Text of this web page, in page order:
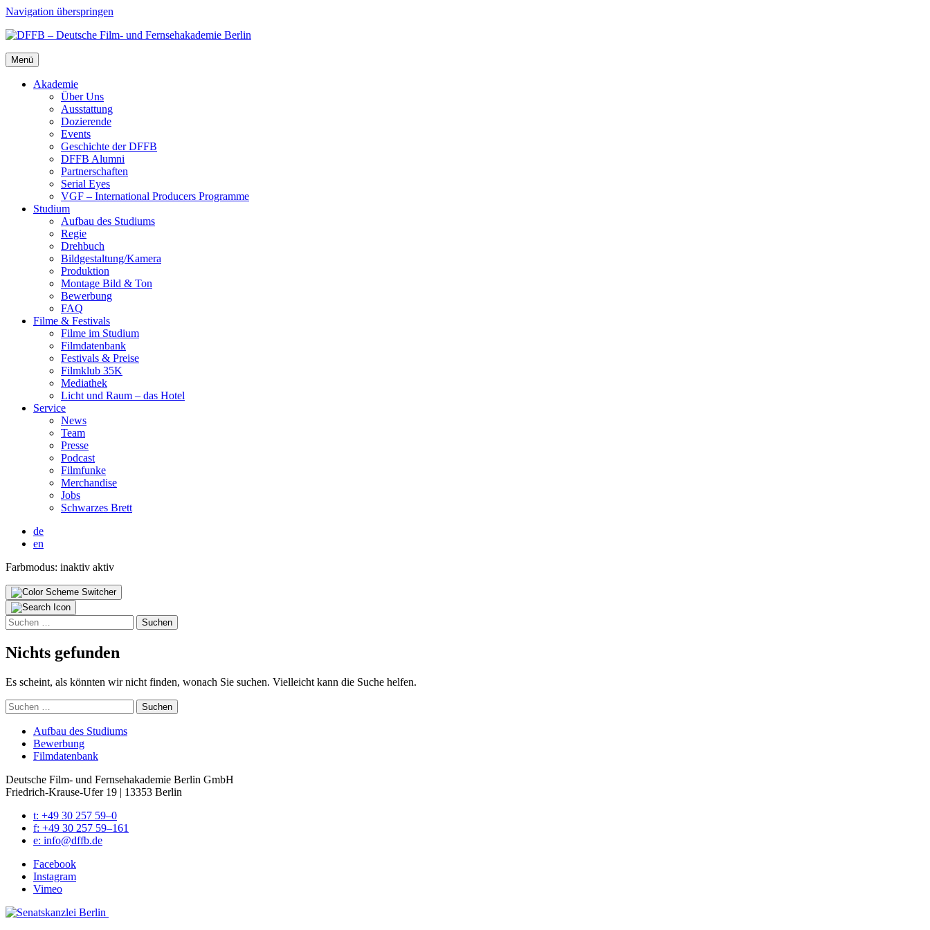
Navigation überspringen
Menü
Aka­de­mie
Über Uns
Aus­stat­tung
Dozie­ren­de
Events
Geschich­te der DFFB
DFFB Alum­ni
Part­ner­schaf­ten
Seri­al Eyes
VGF – Inter­na­tio­nal Pro­du­cers Pro­gram­me
Stu­di­um
Auf­bau des Stu­di­ums
Regie
Dreh­buch
Bildgestaltung/​​Kamera
Pro­duk­ti­on
Mon­ta­ge Bild & Ton
Bewer­bung
FAQ
Fil­me & Fes­ti­vals
Fil­me im Stu­di­um
Film­da­ten­bank
Fes­ti­vals & Prei­se
Film­klub 35K
Media­thek
Licht und Raum – das Hotel
Ser­vice
News
Team
Pres­se
Pod­cast
Film­fun­ke
Mer­chan­di­se
Jobs
Schwar­zes Brett
de
en
Farbmodus: inaktiv aktiv
Suchen
nach:
Nichts gefunden
Es scheint, als könnten wir nicht finden, wonach Sie suchen. Vielleicht kann die Suche helfen.
Suchen
nach:
Auf­bau des Stu­di­ums
Bewer­bung
Film­da­ten­bank
Deutsche Film- und Fernseh­akademie Berlin GmbH
Friedrich-Krause-Ufer 19 | 13353 Berlin
t: +49 30 257 59–0
f: +49 30 257 59–161
e: info@​dffb.​de
Face­book
Insta­gram
Vimeo